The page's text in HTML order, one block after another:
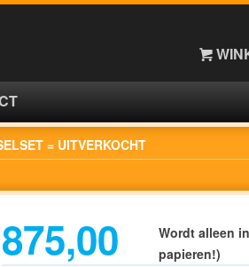
= UITVERKOCHT
875,00
Wordt alleen
papieren!)